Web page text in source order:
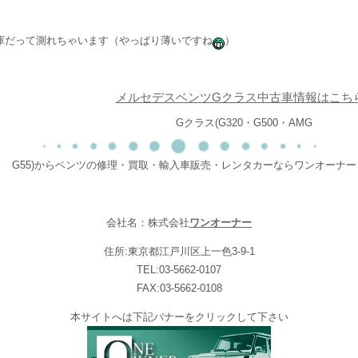
だって測れちゃいます（やっぱり薄いですね ）
メルセデスベンツGクラス中古車情報はこち
Gクラス(G320・G500・AMG
G55)からベンツの修理・買取・輸入車販売・レンタカーならワンオーナー
会社名：株式会社ワンオーナー
住所:東京都江戸川区上一色3-9-1
TEL:03-5662-0107
FAX:03-5662-0108
本サイトへは下記バナーをクリックして下さい